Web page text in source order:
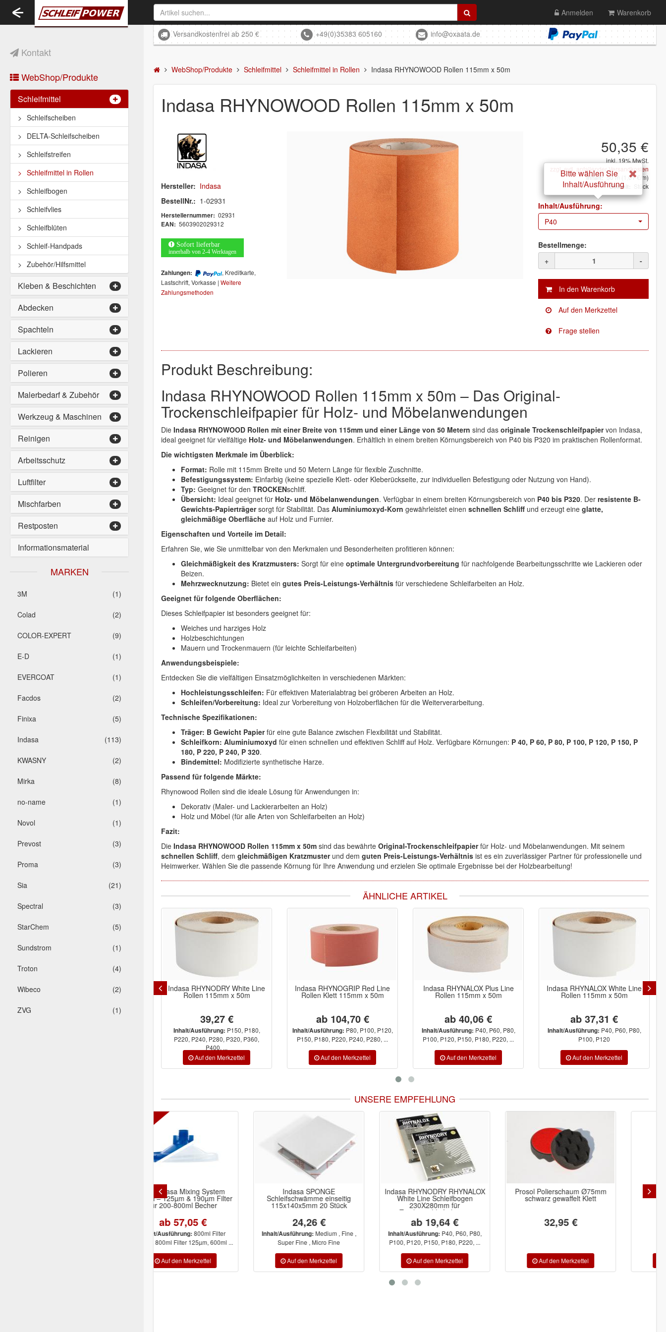
Kontakt
WebShop/Produkte
Schleifmittel
Schleifscheiben
DELTA-Schleifscheiben
Schleifstreifen
Schleifmittel in Rollen
Schleifbogen
Schleifvlies
Schleifblüten
Schleif-Handpads
Zubehör/Hilfsmittel
Kleben & Beschichten
Abdecken
Spachteln
Lackieren
Polieren
Malerbedarf & Zubehör
Werkzeug & Maschinen
Reinigen
Arbeitsschutz
Luftfilter
Mischfarben
Restposten
Informationsmaterial
MARKEN
(1)
3M
(2)
Colad
(9)
COLOR-EXPERT
(1)
E-D
(1)
EVERCOAT
(2)
Facdos
(5)
Finixa
(113)
Indasa
(2)
KWASNY
(8)
Mirka
(1)
no-name
(1)
Novol
(3)
Prevost
(3)
Proma
(21)
Sia
(3)
Spectral
(5)
StarChem
(1)
Sundstrom
(4)
Troton
(2)
Wibeco
(1)
ZVG
Toggle
navigation
Anmelden Warenkorb
Versandkostenfrei ab 250 € +49(0)35383 605160 info@oxaata.de
WebShop/Produkte Schleifmittel Schleifmittel in Rollen Indasa RHYNOWOOD Rollen 115mm x 50m
Indasa RHYNOWOOD Rollen 115mm x 50m
Hersteller: Indasa
BestellNr.: 1-02931
Herstellernummer: 02931
EAN: 5603902029312
Sofort lieferbar
innerhalb von 2-4 Werktagen
Zahlungen:
, Kreditkarte,
Lastschrift, Vorkasse | Weitere
Zahlungsmethoden
50,35 €
inkl. 19% MwSt.
zzgl. evtl. anfallender Versandkosten
Inhalt: 50 m
(1,01 €/m)
Einheit:
Stück
Inhalt/Ausführung:
P40
Bestellmenge:
+
-
Produkt Beschreibung:
Indasa RHYNOWOOD Rollen 115mm x 50m – Das Original-
Trockenschleifpapier für Holz- und Möbelanwendungen
Die Indasa RHYNOWOOD Rollen mit einer Breite von 115mm und einer Länge von 50 Metern sind das originale Trockenschleifpapiervon Indasa,
ideal geeignet für vielfältige Holz- und Möbelanwendungen. Erhältlich in einem breiten Körnungsbereich von P40 bis P320 im praktischen Rollenformat.
Die wichtigsten Merkmale im Überblick:
Format: Rolle mit 115mm Breite und 50 Metern Länge für flexible Zuschnitte.
Befestigungssystem: Einfarbig (keine spezielle Klett- oder Kleberückseite, zur individuellen Befestigung oder Nutzung von Hand).
Typ: Geeignet für den TROCKENschliff.
Übersicht: Ideal geeignet für Holz- und Möbelanwendungen. Verfügbar in einem breiten Körnungsbereich von P40 bis P320. Der resistente B-
Gewichts-Papierträgersorgt für Stabilität. Das Aluminiumoxyd-Korn gewährleistet einen schnellen Schliff und erzeugt eine glatte,
gleichmäßige Oberfläche auf Holz und Furnier.
Eigenschaften und Vorteile im Detail:
Erfahren Sie, wie Sie unmittelbar von den Merkmalen und Besonderheiten profitieren können:
Gleichmäßigkeit des Kratzmusters: Sorgt für eine optimale Untergrundvorbereitung für nachfolgende Bearbeitungsschritte wie Lackieren oder
Beizen.
Mehrzwecknutzung: Bietet ein gutes Preis-Leistungs-Verhältnis für verschiedene Schleifarbeiten an Holz.
Geeignet für folgende Oberflächen:
Dieses Schleifpapier ist besonders geeignet für:
Weiches und harziges Holz
Holzbeschichtungen
Mauern und Trockenmauern (für leichte Schleifarbeiten)
Anwendungsbeispiele:
Entdecken Sie die vielfältigen Einsatzmöglichkeiten in verschiedenen Märkten:
Hochleistungsschleifen: Für effektiven Materialabtrag bei gröberen Arbeiten an Holz.
Schleifen/Vorbereitung: Ideal zur Vorbereitung von Holzoberflächen für die Weiterverarbeitung.
Technische Spezifikationen:
Träger: B Gewicht Papierfür eine gute Balance zwischen Flexibilität und Stabilität.
Schleifkorn: Aluminiumoxyd für einen schnellen und effektiven Schliff auf Holz. Verfügbare Körnungen: P 40, P 60, P 80, P 100, P 120, P 150, P
180, P 220, P 240, P 320.
Bindemittel: Modifizierte synthetische Harze.
Passend für folgende Märkte:
Rhynowood Rollen sind die ideale Lösung für Anwendungen in:
Dekorativ (Maler- und Lackierarbeiten an Holz)
Holz und Möbel (für alle Arten von Schleifarbeiten an Holz)
Fazit:
Die Indasa RHYNOWOOD Rollen 115mm x 50m sind das bewährte Original-Trockenschleifpapierfür Holz- und Möbelanwendungen. Mit seinem
schnellen Schliff, dem gleichmäßigen Kratzmusterund dem guten Preis-Leistungs-Verhältnis ist es ein zuverlässiger Partner für professionelle und
Heimwerker. Wählen Sie die passende Körnung für Ihre Anwendung und erzielen Sie optimale Ergebnisse bei der Holzbearbeitung!
ÄHNLICHE ARTIKEL
Indasa RHYNODRY White Line
Rollen 115mm x 50m
39,27 €
Inhalt/Ausführung: P150, P180,
P220, P240, P280, P320, P360,
P400, ...
Indasa RHYNOGRIP Red Line
Rollen Klett 115mm x 50m
ab 104,70 €
Inhalt/Ausführung: P80, P100, P120,
P150, P180, P220, P240, P280, ...
Indasa RHYNALOX Plus Line
Rollen 115mm x 50m
ab 40,06 €
Inhalt/Ausführung: P40, P60, P80,
P100, P120, P150, P180, P220, ...
Indasa RHYNALOX White Line
Rollen 115mm x 50m
ab 37,31 €
Inhalt/Ausführung: P40, P60, P80,
P100, P120
UNSERE EMPFEHLUNG
Indasa SPONGE
Schleifschwämme einseitig
115x140x5mm 20 Stück
24,26 €
Inhalt/Ausführung:Medium , Fine ,
Super Fine , Micro Fine
Indasa RHYNODRY RHYNALOX
White Line Schleifbogen
230X280mm für
ab 19,64 €
Inhalt/Ausführung:P40, P60, P80,
P100, P120, P150, P180, P220, ...
Prosol Polierschaum Ø75mm
schwarz gewaffelt Klett
32,95 €
Troton Spray Klarlack Matt
transparent 400ML
Bitte wählen Sie
Inhalt/Ausführung